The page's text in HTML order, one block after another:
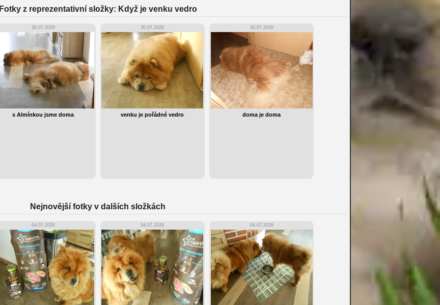
Fotky z reprezentativní složky: Když je venku vedro
30.07.2026
s Almínkou jsme doma
30.07.2026
venku je pořádné vedro
30.07.2026
doma je doma
Nejnovější fotky v dalších složkách
04.07.2026 04.07.2026 04.07.2026